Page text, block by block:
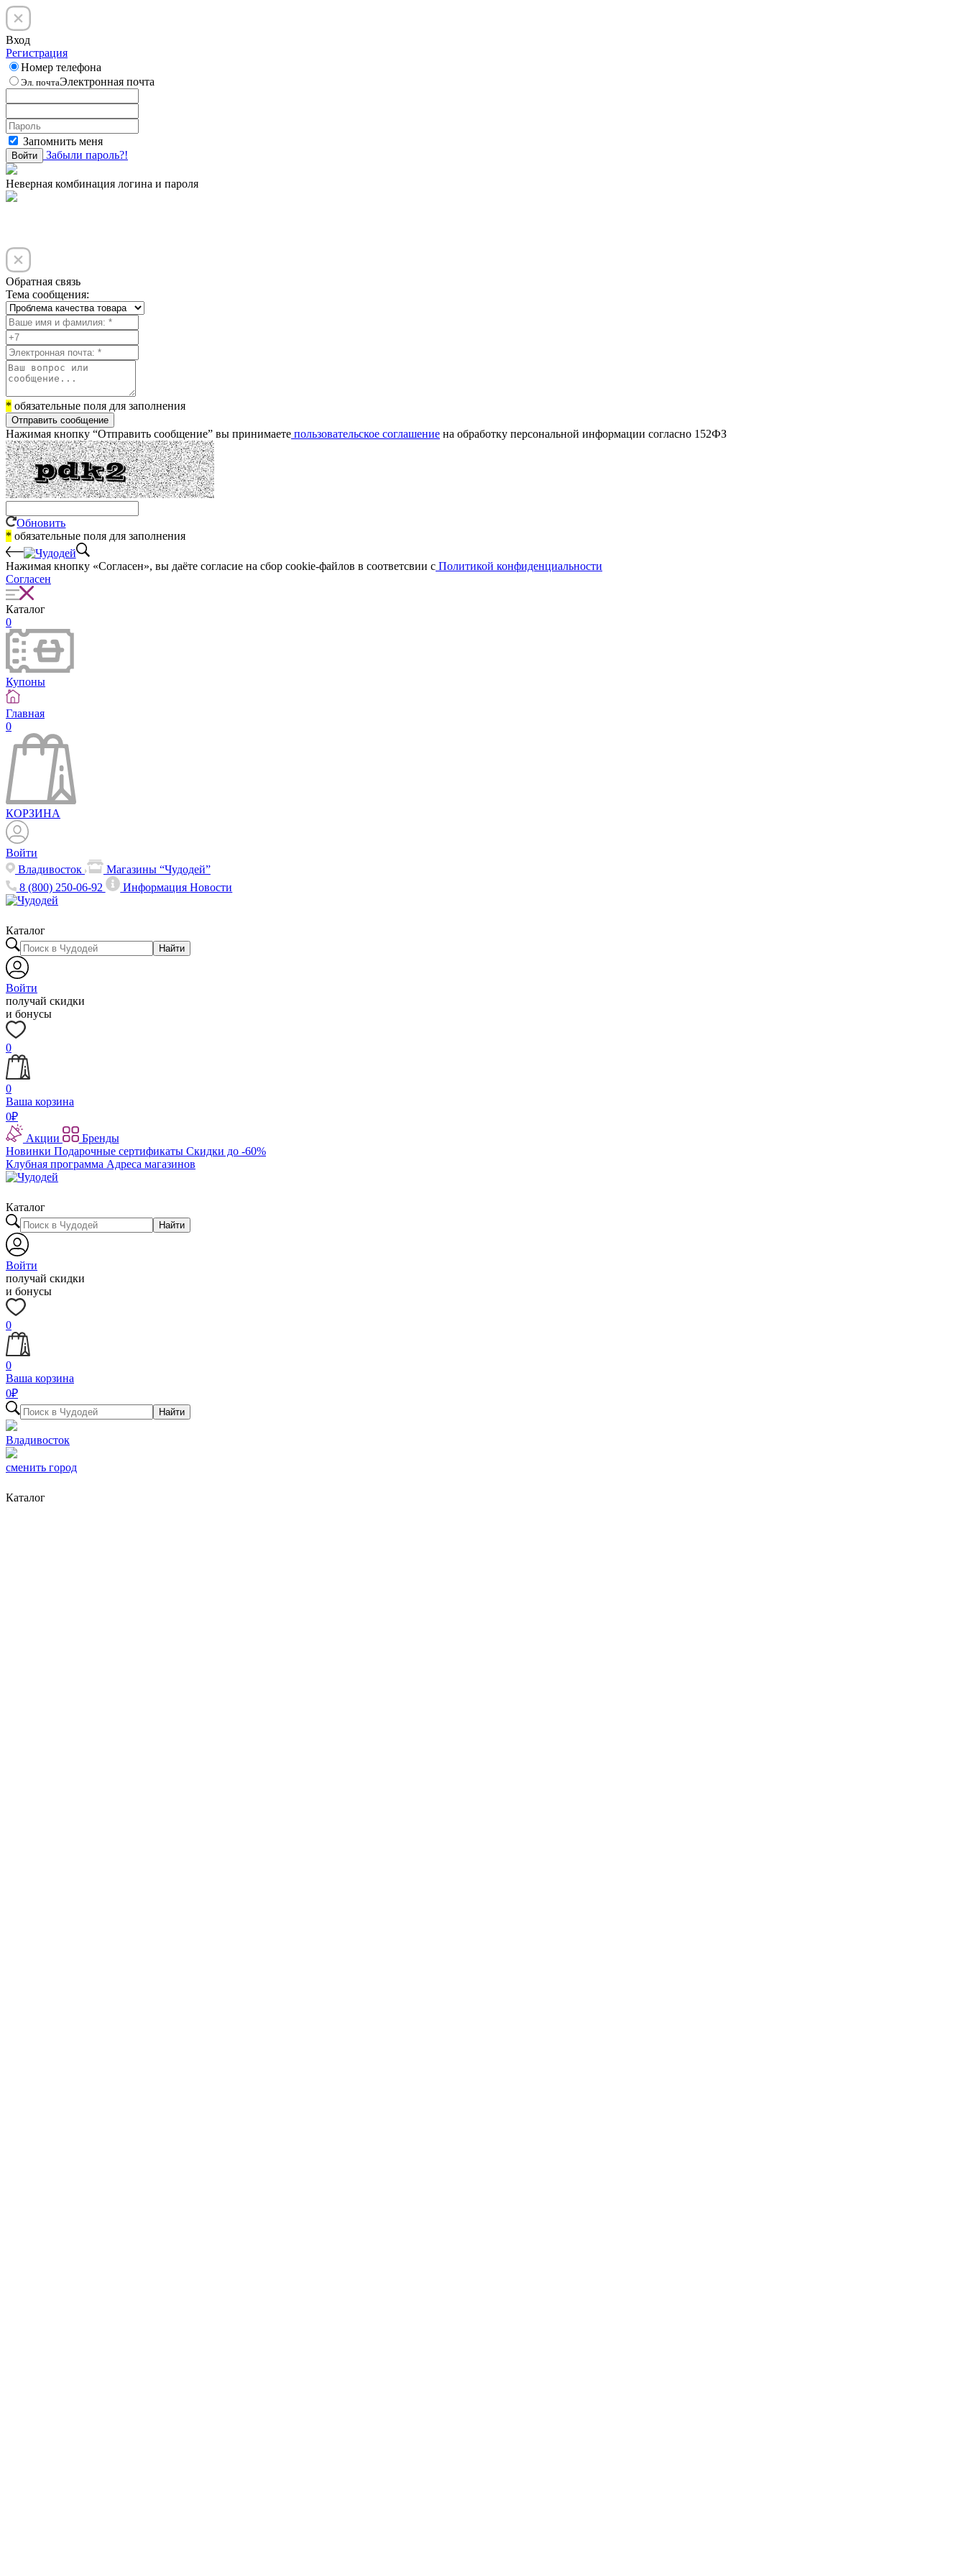
Вход
Регистрация
Номер телефона
Эл. почтаЭлектронная почта
Запомнить меня
Войти Забыли пароль?!
Неверная комбинация логина и пароля
Обратная связь
Тема сообщения:
* обязательные поля для заполнения
Отправить сообщение
Нажимая кнопку “Отправить сообщение” вы принимаете пользовательское соглашение на обработку персональной информации согласно 152ФЗ
Обновить
* обязательные поля для заполнения
Нажимая кнопку «Согласен», вы даёте cогласие на сбор cookie-файлов в соответсвии с Политикой конфиденциальности
Согласен
Каталог
0
Купоны
Главная
0
КОРЗИНА
Войти
Владивосток
Магазины “Чудодей”
8 (800) 250-06-92
ИнформацияНовости
Каталог
Найти
Войти
получай скидки
и бонусы
0
0
Ваша корзина
0₽
Акции
Бренды
Новинки Подарочные сертификаты Скидки до -60%
Клубная программа Адреса магазинов
Каталог
Найти
Войти
получай скидки
и бонусы
0
0
Ваша корзина
0₽
Найти
Владивосток
сменить город
Каталог